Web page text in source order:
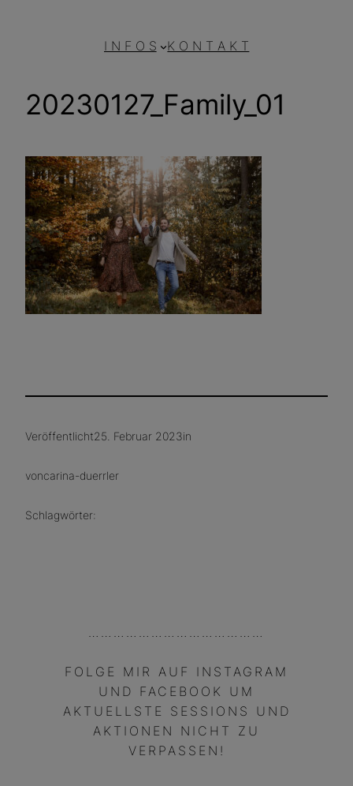
I N F O S K O N T A K T
20230127_Family_01
Veröffentlicht25. Februar 2023in
voncarina-duerrler
Schlagwörter:
FOLGE MIR AUF INSTAGRAM
UND FACEBOOK UM
AKTUELLSTE SESSIONS UND
AKTIONEN NICHT ZU
VERPASSEN!